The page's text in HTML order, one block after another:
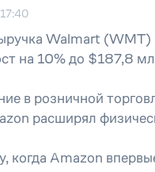
Walmart
на 10% до $187,8
в розничной
расширял
когда Amazon